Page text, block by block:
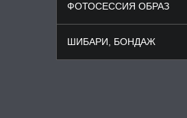
ФОТОСЕССИЯ ОБРАЗ
ШИБАРИ, БОНДАЖ